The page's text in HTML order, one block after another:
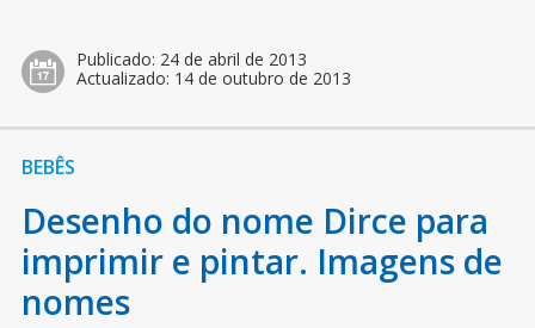
Publicado: 24 de abril de 2013
Actualizado: 14 de outubro de 2013
BEBÊS
Desenho do nome Dirce para
imprimir e pintar. Imagens de
nomes